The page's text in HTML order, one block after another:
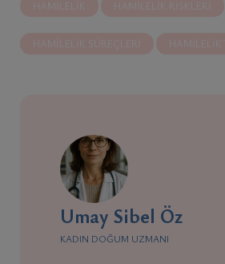
Umay Sibel Öz
KADIN DOĞUM UZMANI